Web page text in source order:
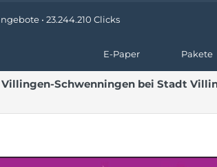
• 23.244.210 Clicks
E-Paper Pakete
Schwenningen bei Stadt